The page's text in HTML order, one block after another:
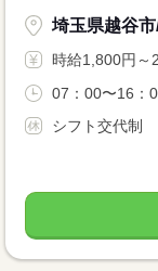
埼玉県越谷
時給1,800円～
07：00〜16：
シフト交代制